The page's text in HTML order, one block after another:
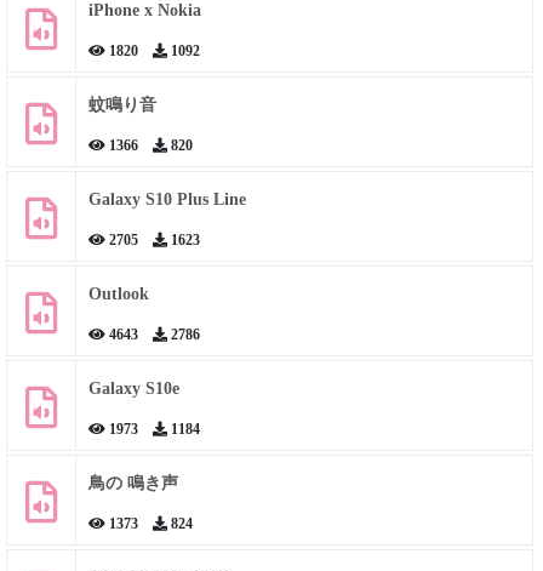
iPhone x Nokia
1820 1092
蚊鳴り音
1366 820
Galaxy S10 Plus Line
2705 1623
Outlook
4643 2786
Galaxy S10e
1973 1184
鳥の 鳴き声
1373 824